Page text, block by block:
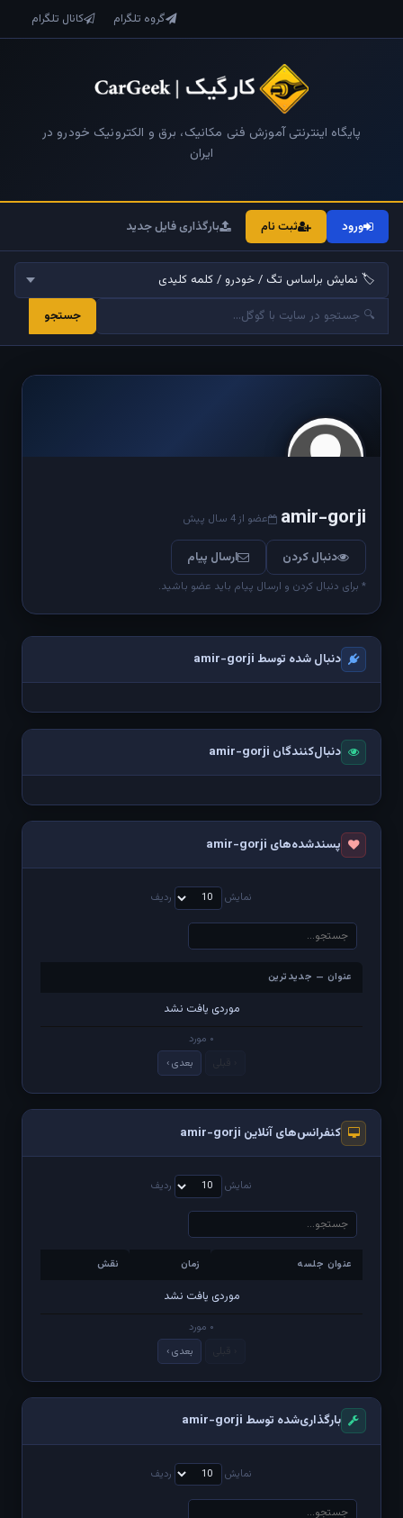
گروه تلگرام کانال تلگرام
پایگاه اینترنتی آموزش فنی مکانیک، برق و الکترونیک خودرو در
ایران
ورود ثبت نام بارگذاری فایل جدید
جستجو
amir-gorji عضو از 4 سال پیش
دنبال کردن ارسال پیام
* برای دنبال کردن و ارسال پیام باید عضو باشید.
دنبال شده توسط amir-gorji
دنبال‌کنندگان amir-gorji
پسندشده‌های amir-gorji
نمایش ردیف
عنوان — جدیدترین
موردی یافت نشد
۰ مورد
بعدی ›
کنفرانس‌های آنلاین amir-gorji
نمایش ردیف
عنوان جلسه زمان
نقش
زمان
موردی یافت نشد
۰ مورد
بعدی ›
بارگذاری‌شده توسط amir-gorji
نمایش ردیف